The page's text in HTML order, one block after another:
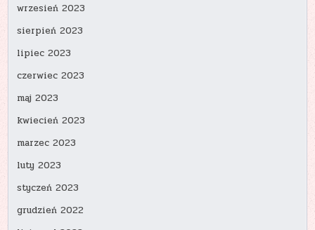
wrzesień 2023
sierpień 2023
lipiec 2023
czerwiec 2023
maj 2023
kwiecień 2023
marzec 2023
luty 2023
styczeń 2023
grudzień 2022